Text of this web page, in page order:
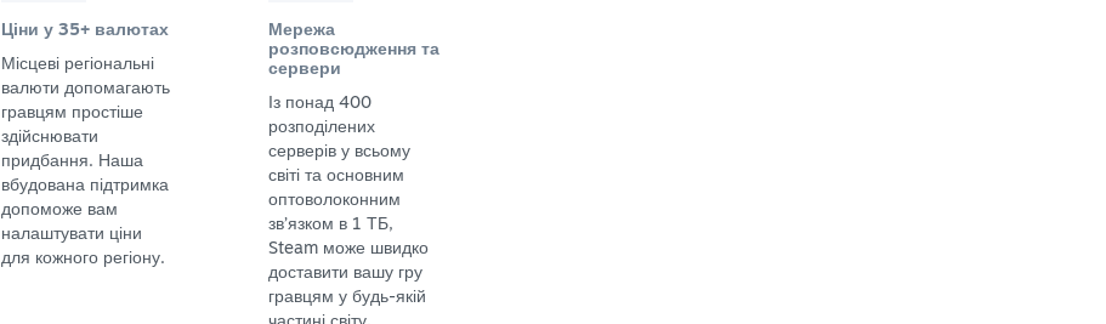
Ціни у 35+ валютах
Місцеві регіональні
валюти допомагають
гравцям простіше
здійснювати
придбання. Наша
вбудована підтримка
допоможе вам
налаштувати ціни
для кожного регіону.
Мережа
розповсюдження та
сервери
Із понад 400
розподілених
серверів у всьому
світі та основним
оптоволоконним
зв’язком в 1 ТБ,
Steam може швидко
доставити вашу гру
гравцям у будь-якій
частині світу.